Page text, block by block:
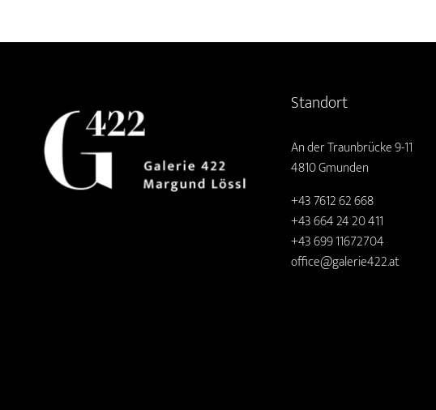
Standort
An der Traunbrücke 9-11
4810 Gmunden
+43 7612 62 668
+43 664 24 20 411
+43 699 11672704
office@galerie422.at